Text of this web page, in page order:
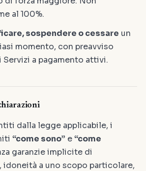
al 100%.
sospendere o cessare un
momento, con preavviso
Servizi a pagamento attivi.
dalla legge applicabile, i
“come sono” e“come
garanzie implicite di
a uno scopo particolare,